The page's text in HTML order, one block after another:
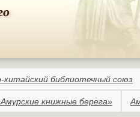
китайский библиотечный союз
книжные берега»